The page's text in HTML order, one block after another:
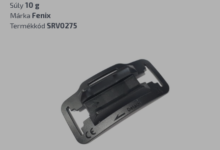
Súly10 g
Márka Fenix
Termékkód SRV0275